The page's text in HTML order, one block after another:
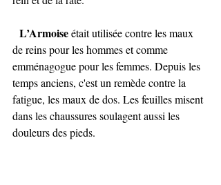
L’Armoise était utilisée contre les maux
de reins pour les hommes et comme
emménagogue pour les femmes. Depuis les
temps anciens, c'est un remède contre la
fatigue, les maux de dos. Les feuilles misent
dans les chaussures soulagent aussi les
douleurs des pieds.